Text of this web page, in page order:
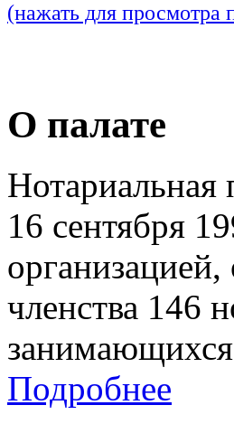
(нажать для просмотра
О палате
Нотариальная
16 сентября
организацией,
членства 146
Подробнее